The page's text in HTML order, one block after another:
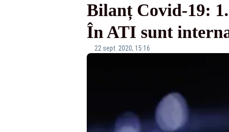
Bilanț Covid-19:
În ATI sunt
22 sept. 2020, 15:16